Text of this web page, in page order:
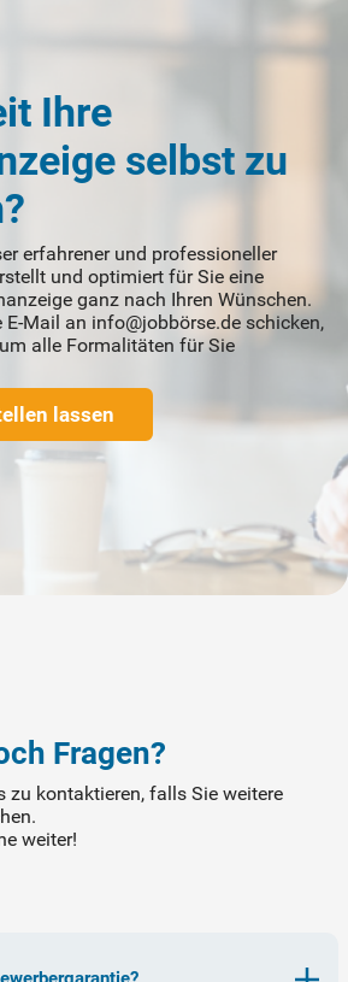
Ihre
selbst zu
erfahrener und professioneller
und optimiert für Sie eine
ganz nach Ihren Wünschen.
E-Mail an info@jobbörse.de schicken,
alle Formalitäten für Sie
lassen
Fragen?
zu kontaktieren, falls Sie weitere
weiter!